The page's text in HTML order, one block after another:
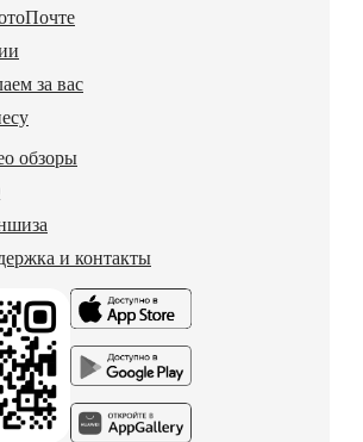
за вас
обзоры
и контакты